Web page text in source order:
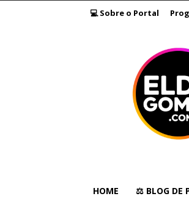
💻 Sobre o Portal
HOME ⚖️ BLOG DE